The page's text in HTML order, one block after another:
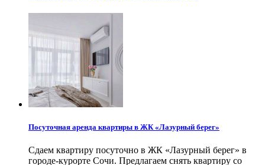
Посуточная аренда квартиры в ЖК «Лазурный берег»
Сдаем квартиру посуточно в ЖК «Лазурный берег» в
городе-курорте Сочи. Предлагаем снять квартиру со